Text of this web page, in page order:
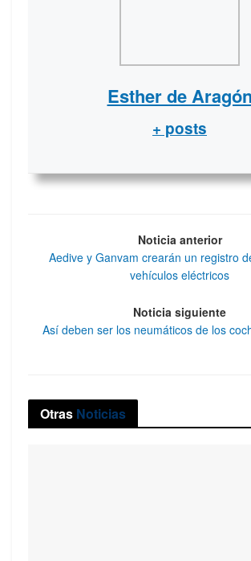
Esther de Aragón
+ posts
Noticia anterior
Aedive y Ganvam crearán un registro
vehículos eléctricos
Noticia siguiente
Así deben ser los neumáticos de los
Otras Noticias